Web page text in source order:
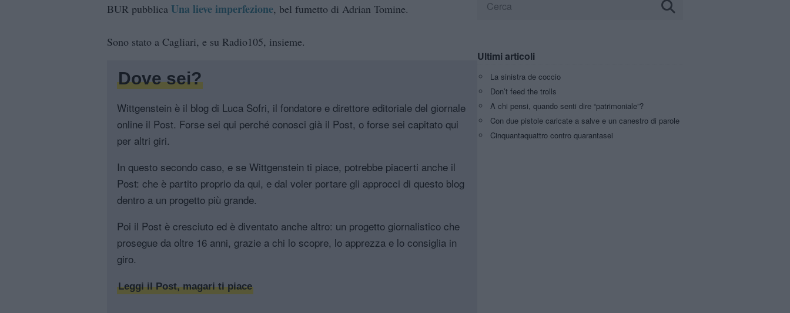
BUR pubblica Una lieve imperfezione, bel fumetto di Adrian Tomine.
Sono stato a Cagliari, e su Radio105, insieme.
Dove sei?
Wittgenstein è il blog di Luca Sofri, il fondatore e direttore editoriale del giornale
online il Post. Forse sei qui perché conosci già il Post, o forse sei capitato qui
per altri giri.
In questo secondo caso, e se Wittgenstein ti piace, potrebbe piacerti anche il
Post: che è partito proprio da qui, e dal voler portare gli approcci di questo blog
dentro a un progetto più grande.
Poi il Post è cresciuto ed è diventato anche altro: un progetto giornalistico che
prosegue da oltre 16 anni, grazie a chi lo scopre, lo apprezza e lo consiglia in
giro.
Leggi il Post, magari ti piace
Ultimi articoli
La sinistra de coccio
Don’t feed the trolls
A chi pensi, quando senti dire “patrimoniale”?
Con due pistole caricate a salve e un canestro di parole
Cinquantaquattro contro quarantasei